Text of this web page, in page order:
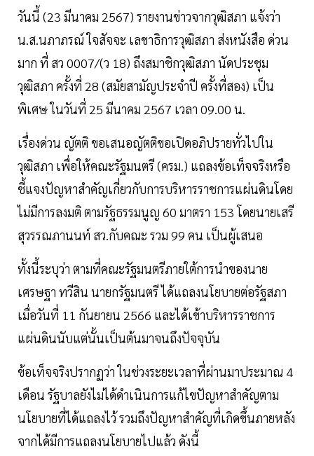
วันนี้ (23 มีนาคม 2567) รายงานข่าวจากวุฒิสภา แจ้งว่า
น.ส.นภาภรณ์ ใจสัจจะ เลขาธิการวุฒิสภา ส่งหนังสือ ด่วน
มาก ที่ สว 0007/(ว 18) ถึงสมาชิกวุฒิสภา นัดประชุม
วุฒิสภา ครั้งที่ 28 (สมัยสามัญประจำปี ครั้งที่สอง) เป็น
พิเศษ ในวันที่ 25 มีนาคม 2567 เวลา 09.00 น.
เรื่องด่วน ญัตติ ขอเสนอญัตติขอเปิดอภิปรายทั่วไปใน
วุฒิสภา เพื่อให้คณะรัฐมนตรี (ครม.) แถลงข้อเท็จจริงหรือ
ชี้แจงปัญหาสำคัญเกี่ยวกับการบริหารราชการแผ่นดินโดย
ไม่มีการลงมติ ตามรัฐธรรมนูญ 60 มาตรา 153 โดยนายเสรี
สุวรรณภานนท์ สว.กับคณะ รวม 99 คน เป็นผู้เสนอ
ทั้งนี้ระบุว่า ตามที่คณะรัฐมนตรีภายใต้การนำของนาย
เศรษฐา ทวีสิน นายกรัฐมนตรี ได้แถลงนโยบายต่อรัฐสภา
เมื่อวันที่ 11 กันยายน 2566 และได้เข้าบริหารราชการ
แผ่นดินนับแต่นั้นเป็นต้นมาจนถึงปัจจุบัน
ข้อเท็จจริงปรากฏว่า ในช่วงระยะเวลาที่ผ่านมาประมาณ 4
เดือน รัฐบาลยังไม่ได้ดำเนินการแก้ไขปัญหาสำคัญตาม
นโยบายที่ได้แถลงไว้ รวมถึงปัญหาสำคัญที่เกิดขึ้นภายหลัง
จากได้มีการแถลงนโยบายไปแล้ว ดังนี้